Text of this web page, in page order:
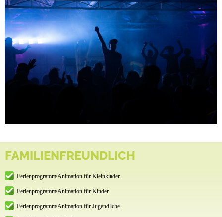
FAMILIENFREUNDLICH
Ferienprogramm/Animation für Kleinkinder
Ferienprogramm/Animation für Kinder
Ferienprogramm/Animation für Jugendliche